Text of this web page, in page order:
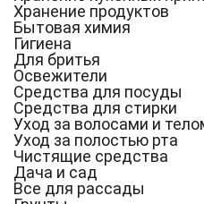
Хранение продуктов
Бытовая химия
Гигиена
Для бритья
Освежители
Средства для посуды
Средства для стирки
Уход за волосами и
Уход за полостью рта
Чистящие средства
Дача и сад
Все для рассады